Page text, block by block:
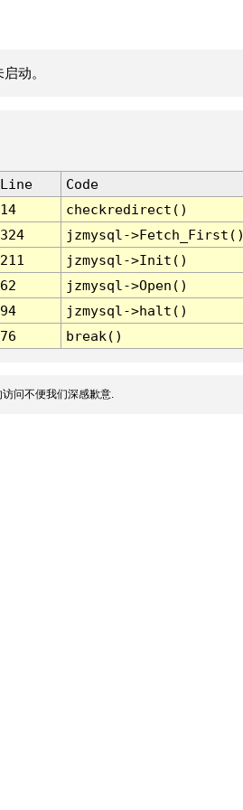
动。
Line
Code
14
checkredirect()
324
jzmysql-
211
jzmysql->Init()
62
jzmysql->Open()
94
jzmysql->halt()
76 break()
问不便我们深感歉意.